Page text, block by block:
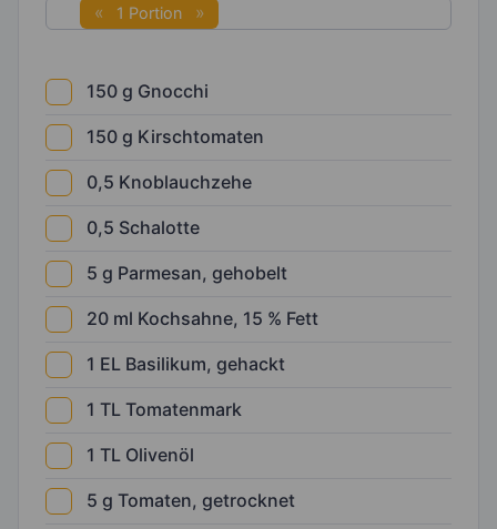
1 Portion
150 g Gnocchi
150 g Kirschtomaten
0,5 Knoblauchzehe
0,5 Schalotte
5 g Parmesan, gehobelt
20 ml Kochsahne, 15 % Fett
1 EL Basilikum, gehackt
1 TL Tomatenmark
1 TL Olivenöl
5 g Tomaten, getrocknet